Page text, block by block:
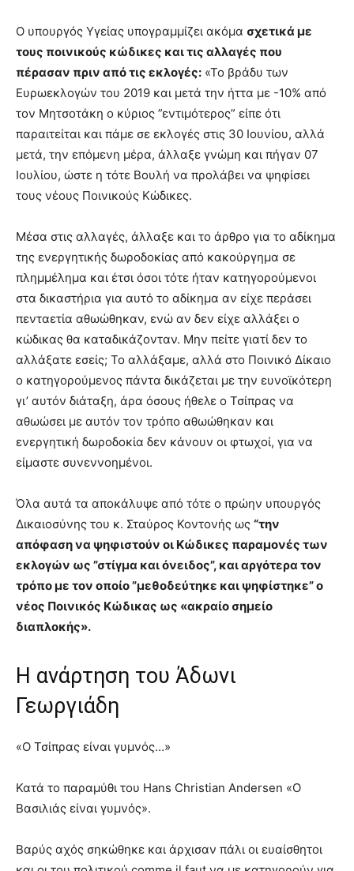
Ο υπουργός Υγείας υπογραμμίζει ακόμα σχετικά με
τους ποινικούς κώδικες και τις αλλαγές που
πέρασαν πριν από τις εκλογές: «Το βράδυ των
Ευρωεκλογών του 2019 και μετά την ήττα με -10% από
τον Μητσοτάκη ο κύριος ”εντιμότερος” είπε ότι
παραιτείται και πάμε σε εκλογές στις 30 Ιουνίου, αλλά
μετά, την επόμενη μέρα, άλλαξε γνώμη και πήγαν 07
Ιουλίου, ώστε η τότε Βουλή να προλάβει να ψηφίσει
τους νέους Ποινικούς Κώδικες.
Μέσα στις αλλαγές, άλλαξε και το άρθρο για το αδίκημα
της ενεργητικής δωροδοκίας από κακούργημα σε
πλημμέλημα και έτσι όσοι τότε ήταν κατηγορούμενοι
στα δικαστήρια για αυτό το αδίκημα αν είχε περάσει
πενταετία αθωώθηκαν, ενώ αν δεν είχε αλλάξει ο
κώδικας θα καταδικάζονταν. Μην πείτε γιατί δεν το
αλλάξατε εσείς; Το αλλάξαμε, αλλά στο Ποινικό Δίκαιο
ο κατηγορούμενος πάντα δικάζεται με την ευνοϊκότερη
γι’ αυτόν διάταξη, άρα όσους ήθελε ο Τσίπρας να
αθωώσει με αυτόν τον τρόπο αθωώθηκαν και
ενεργητική δωροδοκία δεν κάνουν οι φτωχοί, για να
είμαστε συνεννοημένοι.
Όλα αυτά τα αποκάλυψε από τότε ο πρώην υπουργός
Δικαιοσύνης του κ. Σταύρος Κοντονής ως “την
απόφαση να ψηφιστούν οι Κώδικες παραμονές των
εκλογών ως ”στίγμα και όνειδος”, και αργότερα τον
τρόπο με τον οποίο ”μεθοδεύτηκε και ψηφίστηκε” ο
νέος Ποινικός Κώδικας ως «ακραίο σημείο
διαπλοκής».
Η ανάρτηση του Άδωνι
Γεωργιάδη
«Ο Τσίπρας είναι γυμνός…»
Κατά το παραμύθι του Hans Christian Andersen «Ο
Βασιλιάς είναι γυμνός».
Βαρύς αχός σηκώθηκε και άρχισαν πάλι οι ευαίσθητοι